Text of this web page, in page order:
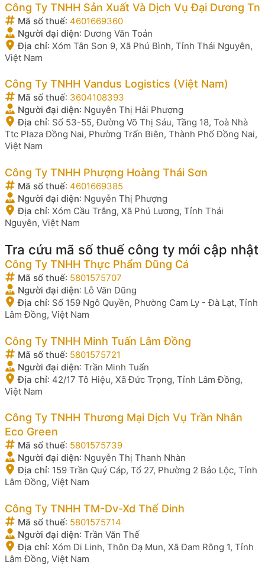
Công Ty TNHH Sản Xuất Và Dịch Vụ Đại Dương Tn
Mã số thuế: 4601669360
Người đại diện: Dương Văn Toản
Địa chỉ: Xóm Tân Sơn 9, Xã Phú Bình, Tỉnh Thái Nguyên,
Việt Nam
Công Ty TNHH Vandus Logistics (Việt Nam)
Mã số thuế: 3604108393
Người đại diện: Nguyễn Thị Hải Phượng
Địa chỉ: Số 53-55, Đường Võ Thị Sáu, Tầng 18, Toà Nhà
Ttc Plaza Đồng Nai, Phường Trấn Biên, Thành Phố Đồng Nai,
Việt Nam
Công Ty TNHH Phượng Hoàng Thái Sơn
Mã số thuế: 4601669385
Người đại diện: Nguyễn Thị Phượng
Địa chỉ: Xóm Cầu Trắng, Xã Phú Lương, Tỉnh Thái
Nguyên, Việt Nam
Tra cứu mã số thuế công ty mới cập nhật
Công Ty TNHH Thực Phẩm Dũng Cá
Mã số thuế: 5801575707
Người đại diện: Lỗ Văn Dũng
Địa chỉ: Số 159 Ngô Quyền, Phường Cam Ly - Đà Lạt, Tỉnh
Lâm Đồng, Việt Nam
Công Ty TNHH Minh Tuấn Lâm Đồng
Mã số thuế: 5801575721
Người đại diện: Trần Minh Tuấn
Địa chỉ: 42/17 Tô Hiệu, Xã Đức Trọng, Tỉnh Lâm Đồng,
Việt Nam
Công Ty TNHH Thương Mại Dịch Vụ Trần Nhân
Eco Green
Mã số thuế: 5801575739
Người đại diện: Nguyễn Thị Thanh Nhàn
Địa chỉ: 159 Trần Quý Cáp, Tổ 27, Phường 2 Bảo Lộc, Tỉnh
Lâm Đồng, Việt Nam
Công Ty TNHH TM-Dv-Xd Thế Dinh
Mã số thuế: 5801575714
Người đại diện: Trần Văn Thế
Địa chỉ: Xóm Di Linh, Thôn Đạ Mun, Xã Đam Rông 1, Tỉnh
Lâm Đồng, Việt Nam